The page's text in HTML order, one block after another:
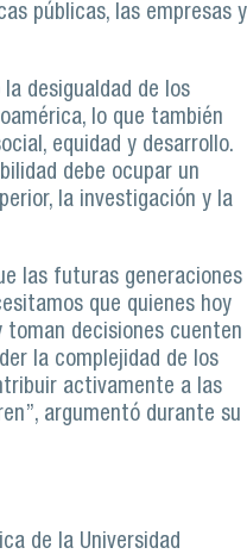
públicas, las empresas y
desigualdad de los
lo que también
equidad y desarrollo.
debe ocupar un
la investigación y la
las futuras generaciones
que quienes hoy
toman decisiones cuenten
la complejidad de los
activamente a las
argumentó durante su
de la Universidad